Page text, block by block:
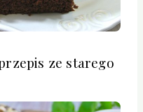
ze starego